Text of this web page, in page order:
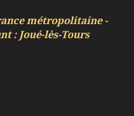
métropolitaine -
: Joué-lès-Tours